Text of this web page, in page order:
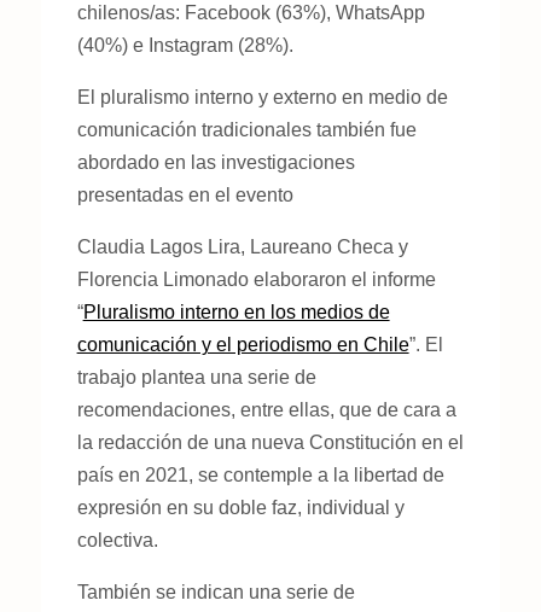
chilenos/as: Facebook (63%), WhatsApp
(40%) e Instagram (28%).
El pluralismo interno y externo en medio de
comunicación tradicionales también fue
abordado en las investigaciones
presentadas en el evento
Claudia Lagos Lira, Laureano Checa y
Florencia Limonado elaboraron el informe
“Pluralismo interno en los medios de
comunicación y el periodismo en Chile”. El
trabajo plantea una serie de
recomendaciones, entre ellas, que de cara a
la redacción de una nueva Constitución en el
país en 2021, se contemple a la libertad de
expresión en su doble faz, individual y
colectiva.
También se indican una serie de